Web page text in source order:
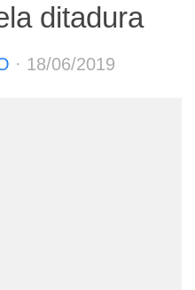
ditadura
· 18/06/2019